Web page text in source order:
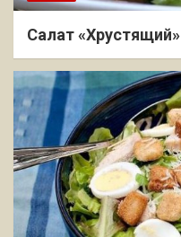
Салат «Хрустящий»